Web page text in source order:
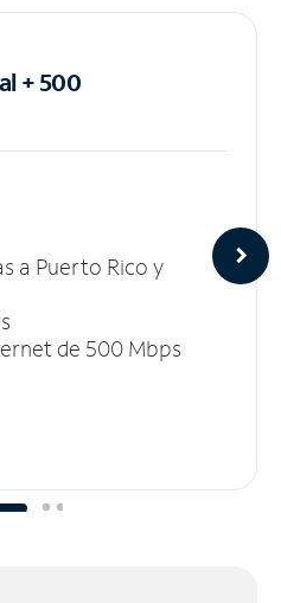
+ 500
a Puerto Rico y
de 500 Mbps